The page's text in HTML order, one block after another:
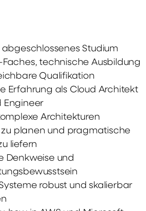
Studium
Faches, technische Ausbildung
Qualifikation
Erfahrung als Cloud Architekt
Engineer
Architekturen
zu planen und pragmatische
liefern
Denkweise und
robust und skalierbar